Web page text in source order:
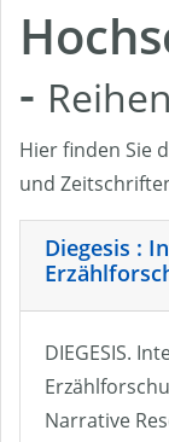
-
Hier finden Sie
und
Diegesis :
DIEGESIS.
Narrative